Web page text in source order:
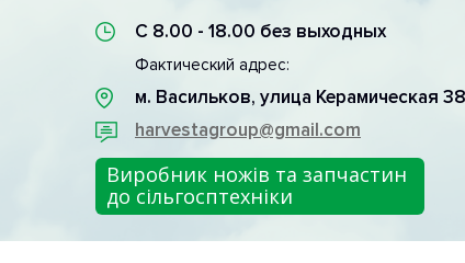
С 8.00 - 18.00 без выходных
Фактический адрес:
м. Васильков, улица Керамическая 38
harvestagroup@gmail.com
Виробник ножів та запчастин
до сільгосптехніки